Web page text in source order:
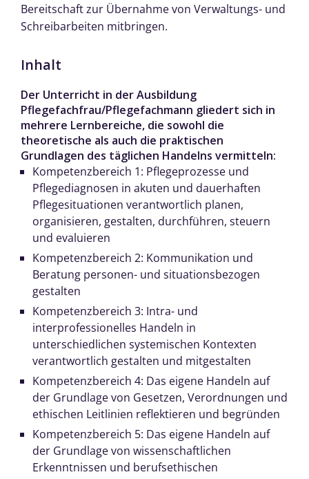
Bereitschaft zur Übernahme von Verwaltungs- und
Schreibarbeiten mitbringen.
Inhalt
Der Unterricht in der Ausbildung
Pflegefachfrau/Pflegefachmann gliedert sich in
mehrere Lernbereiche, die sowohl die
theoretische als auch die praktischen
Grundlagen des täglichen Handelns vermitteln:
Kompetenzbereich 1: Pflegeprozesse und
Pflegediagnosen in akuten und dauerhaften
Pflegesituationen verantwortlich planen,
organisieren, gestalten, durchführen, steuern
und evaluieren
Kompetenzbereich 2: Kommunikation und
Beratung personen- und situationsbezogen
gestalten
Kompetenzbereich 3: Intra- und
interprofessionelles Handeln in
unterschiedlichen systemischen Kontexten
verantwortlich gestalten und mitgestalten
Kompetenzbereich 4: Das eigene Handeln auf
der Grundlage von Gesetzen, Verordnungen und
ethischen Leitlinien reflektieren und begründen
Kompetenzbereich 5: Das eigene Handeln auf
der Grundlage von wissenschaftlichen
Erkenntnissen und berufsethischen